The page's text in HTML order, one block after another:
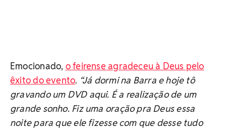
Emocionado, o feirense agradeceu à Deus pelo
êxito do evento. “Já dormi na Barra e hoje tô
gravando um DVD aqui. É a realização de um
grande sonho. Fiz uma oração pra Deus essa
noite para que ele fizesse com que desse tudo